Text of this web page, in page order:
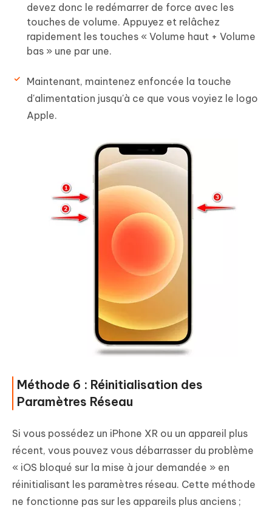
devez donc le redémarrer de force avec les
touches de volume. Appuyez et relâchez
rapidement les touches « Volume haut + Volume
bas » une par une.
Maintenant, maintenez enfoncée la touche
d'alimentation jusqu'à ce que vous voyiez le logo
Apple.
Méthode 6 : Réinitialisation des
Paramètres Réseau
Si vous possédez un iPhone XR ou un appareil plus
récent, vous pouvez vous débarrasser du problème
« iOS bloqué sur la mise à jour demandée » en
réinitialisant les paramètres réseau. Cette méthode
ne fonctionne pas sur les appareils plus anciens ;